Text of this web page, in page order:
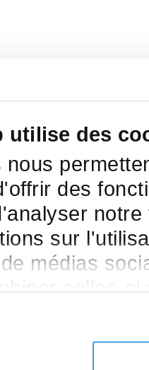
utilise des
nous
des
sur
médias